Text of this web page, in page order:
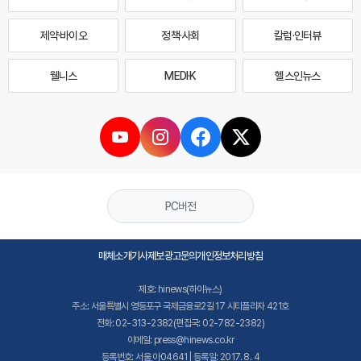
제약·바이오 정책·사회 칼럼·인터뷰
웰니스 MEDI·K 헬스인뉴스
PC버전
매체소개기사제보광고문의개인정보처리방침
제호: hinews(하이뉴스)
주소: 서울특별시 영등포구 국제금융로2길 17 시티플라자 421호
전화: 02-313-2382(편집국: 02-782-2382)
이메일: press@hinews.co.kr
등록번호: 서울,아04641 | 등록일: 2017. 8. 4